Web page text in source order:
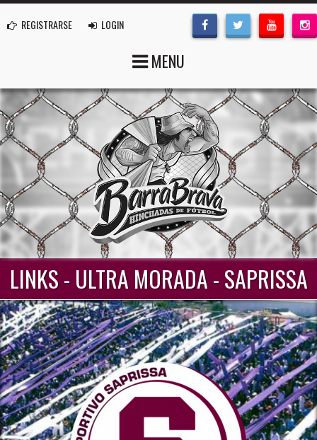
REGISTRARSE LOGIN
MENU
LINKS - ULTRA MORADA - SAPRISSA